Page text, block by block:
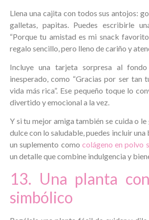
Llena una cajita con todos sus antojos:
galletas, papitas. Puedes escribirle
“Porque tu amistad es mi snack favorito
regalo sencillo, pero lleno de cariño y
Incluye una tarjeta sorpresa al
inesperado, como “Gracias por ser tan
vida más rica”. Ese pequeño toque lo
divertido y emocional a la vez.
Y si tu mejor amiga también se cuida o
dulce con lo saludable, puedes incluir
un suplemento como colágeno en polvo
un detalle que combine indulgencia y
13. Una planta
simbólico